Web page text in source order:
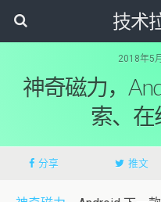
技术
2018年5
神奇磁力，
索、
分享 推文